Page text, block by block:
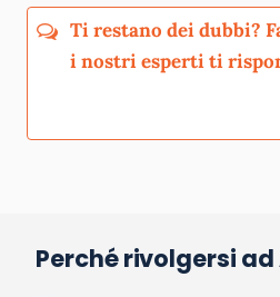
La tua email sarà utilizzata per comunicarti se
Perché rivolgersi